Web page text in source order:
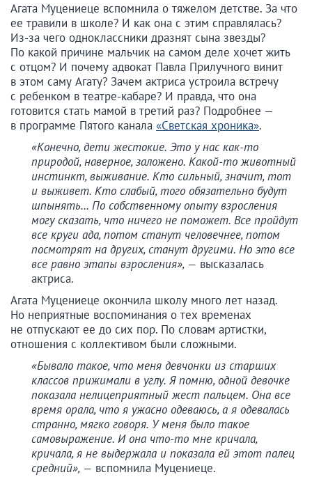
Агата Муцениеце вспомнила о тяжелом детстве. За что
ее травили в школе? И как она с этим справлялась?
Из-за чего одноклассники дразнят сына звезды?
По какой причине мальчик на самом деле хочет жить
с отцом? И почему адвокат Павла Прилучного винит
в этом саму Агату? Зачем актриса устроила встречу
с ребенком в театре-кабаре? И правда, что она
готовится стать мамой в третий раз? Подробнее —
в программе Пятого канала «Светская хроника».
«Конечно, дети жестокие. Это у нас как-то
природой, наверное, заложено. Какой-то животный
инстинкт, выживание. Кто сильный, значит, тот
и выживет. Кто слабый, того обязательно будут
шпынять… По собственному опыту взросления
могу сказать, что ничего не поможет. Все пройдут
все круги ада, потом станут человечнее, потом
посмотрят на других, станут другими. Но это все
все равно этапы взросления», — высказалась
актриса.
Агата Муцениеце окончила школу много лет назад.
Но неприятные воспоминания о тех временах
не отпускают ее до сих пор. По словам артистки,
отношения с коллективом были сложными.
«Бывало такое, что меня девчонки из старших
классов прижимали в углу. Я помню, одной девочке
показала нелицеприятный жест пальцем. Она все
время орала, что я ужасно одеваюсь, а я одевалась
странно, мягко говоря. У меня было такое
самовыражение. И она что-то мне кричала,
кричала, я не выдержала и показала ей этот палец
средний», — вспомнила Муцениеце.